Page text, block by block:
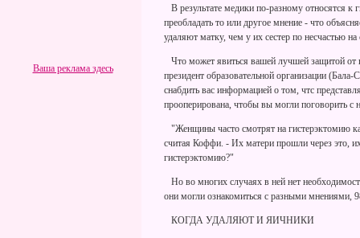
Ваша реклама здесь
В результате медики по-разному относятся
преобладать то или другое мнение - что
удаляют матку, чем у их сестер по несчастью на
Что может явиться вашей лучшей защитой
президент образовательной организации
снабдить вас информацией о том, чтс
прооперирована, чтобы вы могли поговорить с
"Женщины часто смотрят на гистерэктомию
считая Коффи. - Их матери прошли через это,
гистерэктомию?"
Но во многих случаях в ней нет
они могли ознакомиться с разными мнениями,
КОГДА УДАЛЯЮТ И ЯИЧНИКИ